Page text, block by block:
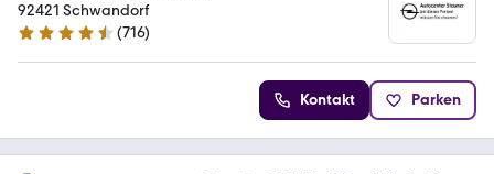
92421 Schwandorf
4.6 Sterne
(716)
Kontakt Parken